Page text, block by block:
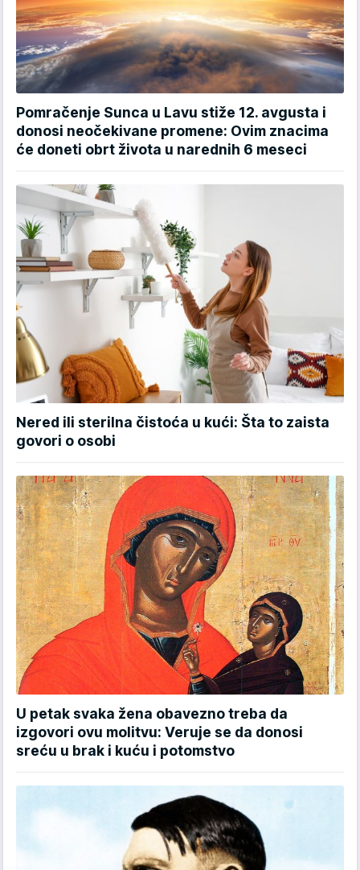
Pomračenje Sunca u Lavu stiže 12. avgusta i
donosi neočekivane promene: Ovim znacima
će doneti obrt života u narednih 6 meseci
Nered ili sterilna čistoća u kući: Šta to zaista
govori o osobi
U petak svaka žena obavezno treba da
izgovori ovu molitvu: Veruje se da donosi
sreću u brak i kuću i potomstvo